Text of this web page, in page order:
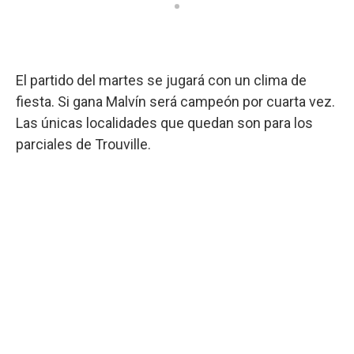
El partido del martes se jugará con un clima de
fiesta. Si gana Malvín será campeón por cuarta vez.
Las únicas localidades que quedan son para los
parciales de Trouville.